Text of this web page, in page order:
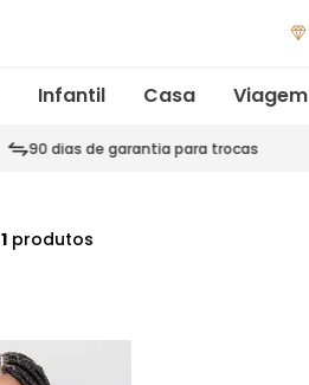
Infantil Casa Viagem
90 dias de garantia para trocas
1 produtos